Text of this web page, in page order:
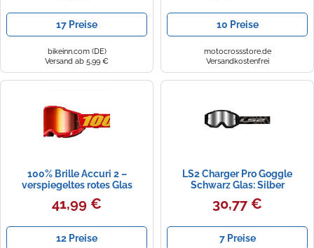
17 Preise
bikeinn.com (DE)
Versand ab 5,99 €
10 Preise
motocrossstore.de
Versandkostenfrei
100% Brille Accuri 2 –
verspiegeltes rotes Glas
41,99 €
12 Preise
LS2 Charger Pro Goggle
Schwarz Glas: Silber
verspiegelt
30,77 €
7 Preise